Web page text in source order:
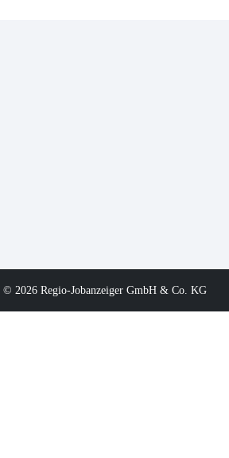
© 2026 Regio-Jobanzeiger GmbH & Co. KG